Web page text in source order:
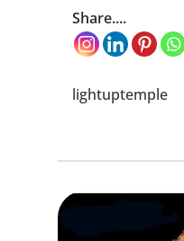
Share....
lightuptemple